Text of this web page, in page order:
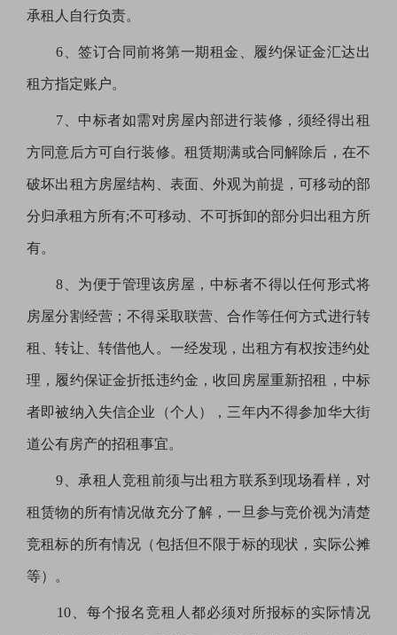
承租人自行负责。
6、签订合同前将第一期租金、履约保证金汇达出
租方指定账户。
7、中标者如需对房屋内部进行装修，须经得出租
方同意后方可自行装修。租赁期满或合同解除后，在不
破坏出租方房屋结构、表面、外观为前提，可移动的部
分归承租方所有;不可移动、不可拆卸的部分归出租方所
有。
8、为便于管理该房屋，中标者不得以任何形式将
房屋分割经营；不得采取联营、合作等任何方式进行转
租、转让、转借他人。一经发现，出租方有权按违约处
理，履约保证金折抵违约金，收回房屋重新招租，中标
者即被纳入失信企业（个人），三年内不得参加华大街
道公有房产的招租事宜。
9、承租人竞租前须与出租方联系到现场看样，对
租赁物的所有情况做充分了解，一旦参与竞价视为清楚
竞租标的所有情况（包括但不限于标的现状，实际公摊
等）。
10、每个报名竞租人都必须对所报标的实际情况